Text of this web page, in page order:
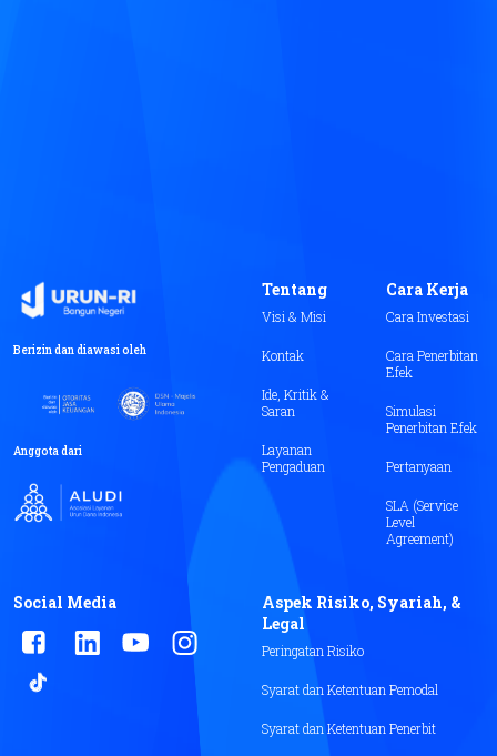
Berizin dan diawasi oleh
Anggota dari
Tentang
Visi & Misi
Kontak
Ide, Kritik &
Saran
Layanan
Pengaduan
Cara Kerja
Cara Investasi
Cara Penerbitan
Efek
Simulasi
Penerbitan Efek
Pertanyaan
SLA (Service
Level
Agreement)
Aspek Risiko, Syariah, &
Legal
Peringatan Risiko
Syarat dan Ketentuan Pemodal
Syarat dan Ketentuan Penerbit
Social Media